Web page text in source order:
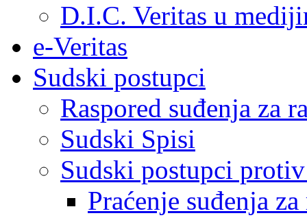
D.I.C. Veritas u
e-Veritas
Sudski postupci
Raspored suđenja za
Sudski Spisi
Sudski postupci
Praćenje suđenja